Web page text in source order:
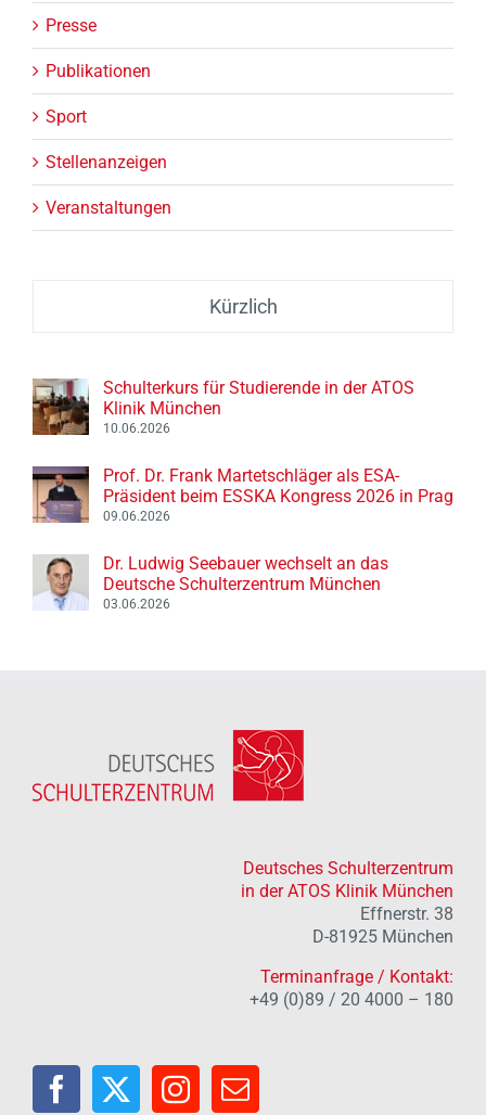
Presse
Publikationen
Sport
Stellenanzeigen
Veranstaltungen
Kürzlich
Schulterkurs für Studierende in der ATOS
Klinik München
10.06.2026
Prof. Dr. Frank Martetschläger als ESA-
Präsident beim ESSKA Kongress 2026 in Prag
09.06.2026
Dr. Ludwig Seebauer wechselt an das
Deutsche Schulterzentrum München
03.06.2026
Deutsches Schulterzentrum
in der ATOS Klinik München
Effnerstr. 38
D-81925 München
Terminanfrage / Kontakt:
+49 (0)89 / 20 4000 – 180